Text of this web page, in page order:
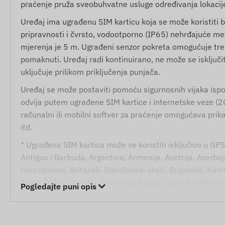
praćenje pruža sveobuhvatne usluge određivanja
Uređaj ima ugrađenu SIM karticu koja se može koristiti
pripravnosti i čvrsto, vodootporno (IP65) nehrđajuće
mjerenja je 5 m. Ugrađeni senzor pokreta omogućuje
pomaknuti. Uređaj radi kontinuirano, ne može se
uključuje prilikom priključenja punjača.
Uređaj se može postaviti pomoću sigurnosnih vijaka
odvija putem ugrađene SIM kartice i internetske veze
računalni ili mobilni softver za praćenje omogućava
itd.
* Ugrađena SIM kartica može se koristiti isključivo u
Antigua i Barbuda, Argentina, Armenija, Austrija,
Hercegovina, Britanski Djevičanski otoci, Bugarska,
Cipar, Češka, Danska, Dominika, Egipat, Salvador,
Pogledajte puni opis